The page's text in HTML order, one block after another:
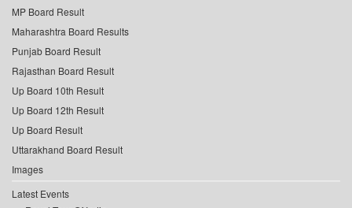
MP Board Result
Maharashtra Board Results
Punjab Board Result
Rajasthan Board Result
Up Board 10th Result
Up Board 12th Result
Up Board Result
Uttarakhand Board Result
Images
Latest Events